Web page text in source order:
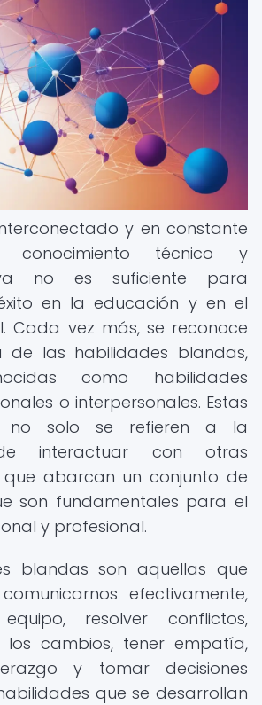
y en constante
conocimiento técnico y
no es suficiente para
en la educación y en el
Cada vez más, se reconoce
de las habilidades blandas,
como habilidades
o interpersonales. Estas
no solo se refieren a la
interactuar con otras
que abarcan un conjunto de
son fundamentales para el
y profesional.
blandas son aquellas que
efectivamente,
resolver conflictos,
cambios, tener empatía,
y tomar decisiones
que se desarrollan